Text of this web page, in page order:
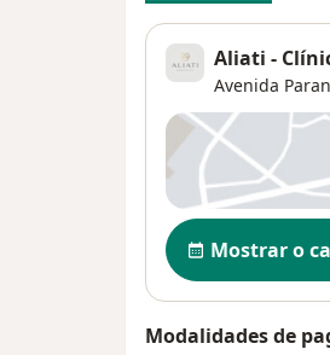
Aliati -
Avenida
Disponibilidade
Mostrar o
Modalidades de